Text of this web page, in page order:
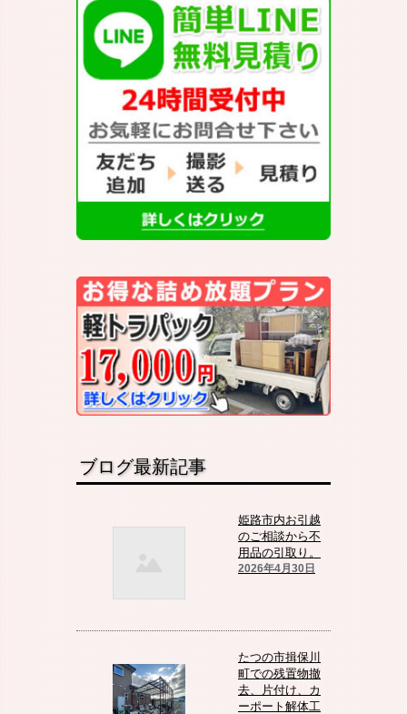
ブログ最新記事
姫路市内お引越
のご相談から不
用品の引取り。
2026年4月30日
たつの市揖保川
町での残置物撤
去、片付け、カ
ーポート解体工